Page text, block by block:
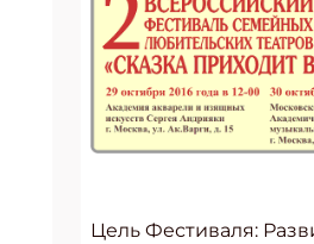
Цель Фестиваля: